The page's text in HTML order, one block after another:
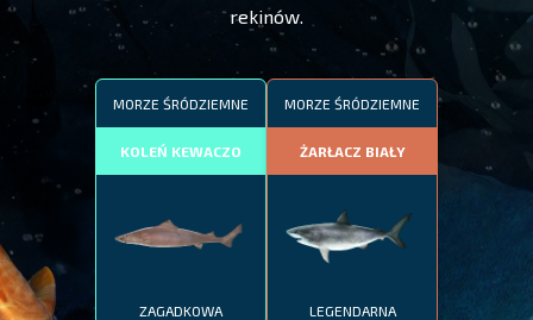
rekinów.
MORZE ŚRÓDZIEMNE
KOLEŃ KEWACZO
ZAGADKOWA
MORZE ŚRÓDZIEMNE
ŻARŁACZ BIAŁY
LEGENDARNA